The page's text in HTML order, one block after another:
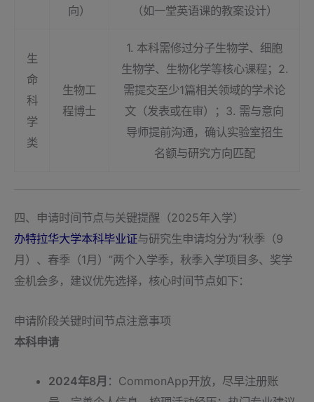
向）
（如一堂英语课的教案设计）
生
命
科
学
类
生物工
程博士
1. 本科需修过分子生物学、细胞
生物学、生物化学等核心课程；2.
需提交至少1篇相关领域的学术论
文（发表或在审）；3. 需与意向
导师提前沟通，确认实验室招生
名额与研究方向匹配
四、申请时间节点与关键提醒（2025年入学）
办特拉华大学本科毕业证与研究生申请均分为“秋季（9
月）、春季（1月）”两个入学季，秋季入学项目多、奖学
金机会多，建议优先选择，核心时间节点如下：
申请阶段关键时间节点注意事项
本科申请
2024年8月 ：CommonApp开放，尽早注册账